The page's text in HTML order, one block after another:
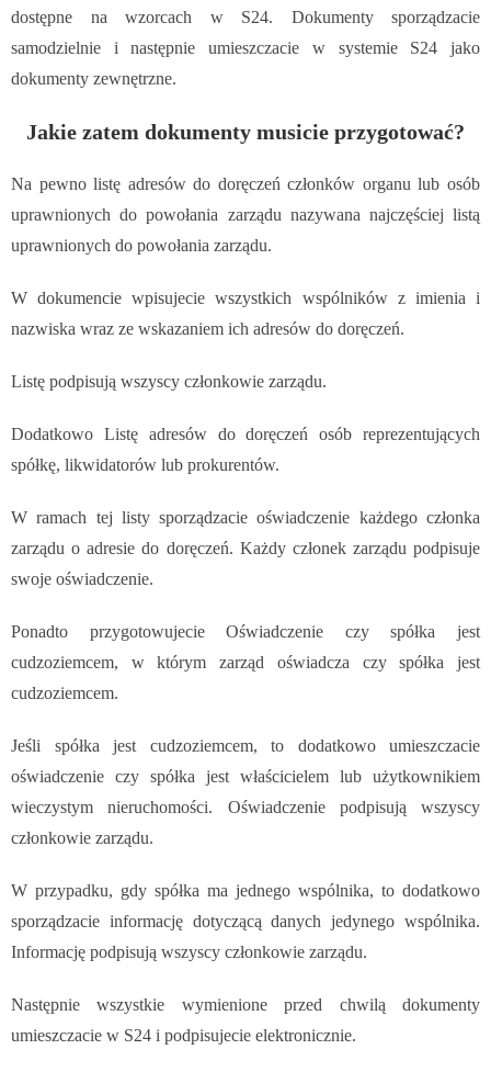
dostępne na wzorcach w S24. Dokumenty sporządzacie
samodzielnie i następnie umieszczacie w systemie S24 jako
dokumenty zewnętrzne.
Jakie zatem dokumenty musicie przygotować?
Na pewno listę adresów do doręczeń członków organu lub osób
uprawnionych do powołania zarządu nazywana najczęściej listą
uprawnionych do powołania zarządu.
W dokumencie wpisujecie wszystkich wspólników z imienia i
nazwiska wraz ze wskazaniem ich adresów do doręczeń.
Listę podpisują wszyscy członkowie zarządu.
Dodatkowo Listę adresów do doręczeń osób reprezentujących
spółkę, likwidatorów lub prokurentów.
W ramach tej listy sporządzacie oświadczenie każdego członka
zarządu o adresie do doręczeń. Każdy członek zarządu podpisuje
swoje oświadczenie.
Ponadto przygotowujecie Oświadczenie czy spółka jest
cudzoziemcem, w którym zarząd oświadcza czy spółka jest
cudzoziemcem.
Jeśli spółka jest cudzoziemcem, to dodatkowo umieszczacie
oświadczenie czy spółka jest właścicielem lub użytkownikiem
wieczystym nieruchomości. Oświadczenie podpisują wszyscy
członkowie zarządu.
W przypadku, gdy spółka ma jednego wspólnika, to dodatkowo
sporządzacie informację dotyczącą danych jedynego wspólnika.
Informację podpisują wszyscy członkowie zarządu.
Następnie wszystkie wymienione przed chwilą dokumenty
umieszczacie w S24 i podpisujecie elektronicznie.